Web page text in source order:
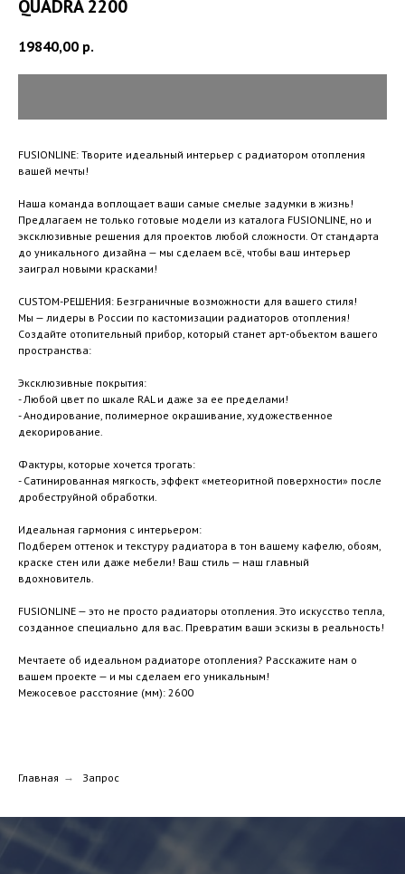
QUADRA 2200
19840,00 р.
FUSIONLINE: Творите идеальный интерьер с радиатором отопления
вашей мечты!
Наша команда воплощает ваши самые смелые задумки в жизнь!
Предлагаем не только готовые модели из каталога FUSIONLINE, но и
эксклюзивные решения для проектов любой сложности. От стандарта
до уникального дизайна — мы сделаем всё, чтобы ваш интерьер
заиграл новыми красками!
CUSTOM-РЕШЕНИЯ: Безграничные возможности для вашего стиля!
Мы — лидеры в России по кастомизации радиаторов отопления!
Создайте отопительный прибор, который станет арт-объектом вашего
пространства:
Эксклюзивные покрытия:
- Любой цвет по шкале RAL и даже за ее пределами!
- Анодирование, полимерное окрашивание, художественное
декорирование.
Фактуры, которые хочется трогать:
- Сатинированная мягкость, эффект «метеоритной поверхности» после
дробеструйной обработки.
Идеальная гармония с интерьером:
Подберем оттенок и текстуру радиатора в тон вашему кафелю, обоям,
краске стен или даже мебели! Ваш стиль — наш главный
вдохновитель.
FUSIONLINE — это не просто радиаторы отопления. Это искусство тепла,
созданное специально для вас. Превратим ваши эскизы в реальность!
Мечтаете об идеальном радиаторе отопления? Расскажите нам о
вашем проекте — и мы сделаем его уникальным!
Межосевое расстояние (мм): 2600
Главная → Запрос